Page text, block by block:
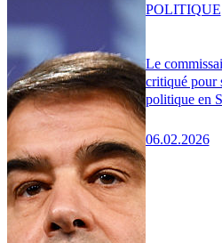
Le
critiqué pour
politique en
06.02.2026
POLITIQUE